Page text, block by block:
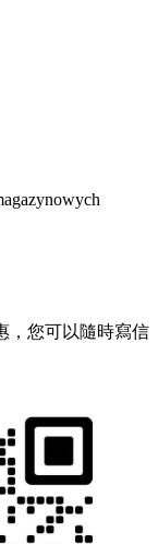
，您可以隨時寫信